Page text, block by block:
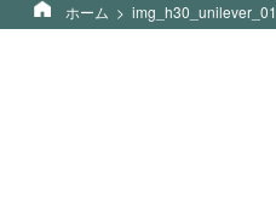
ホーム img_h30_unilever_01